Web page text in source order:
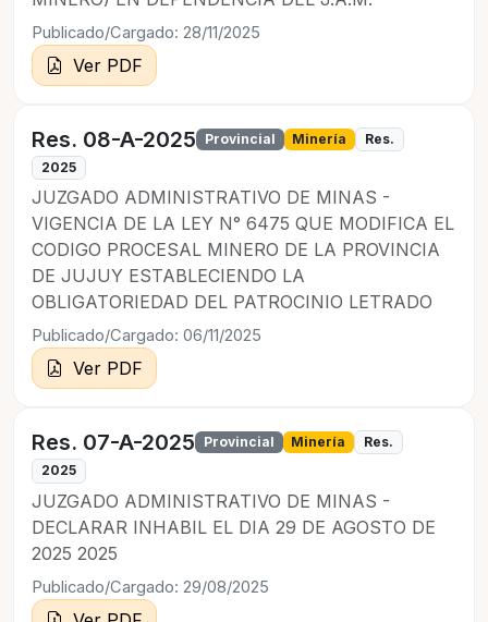
Publicado/Cargado: 28/11/2025
Ver PDF
Res. 08-A-2025 Provincial Minería
Res.
2025
JUZGADO ADMINISTRATIVO DE MINAS -
VIGENCIA DE LA LEY N° 6475 QUE MODIFICA EL
CODIGO PROCESAL MINERO DE LA PROVINCIA
DE JUJUY ESTABLECIENDO LA
OBLIGATORIEDAD DEL PATROCINIO LETRADO
Publicado/Cargado: 06/11/2025
Ver PDF
Res. 07-A-2025 Provincial Minería
Res.
2025
JUZGADO ADMINISTRATIVO DE MINAS -
DECLARAR INHABIL EL DIA 29 DE AGOSTO DE
2025 2025
Publicado/Cargado: 29/08/2025